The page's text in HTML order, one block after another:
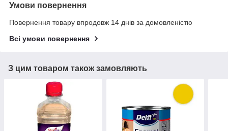
Умови повернення
Повернення товару впродовж 14 днів за домовленістю
Всі умови повернення
З цим товаром також замовляють